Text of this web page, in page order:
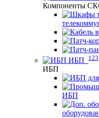
Компоненты
ИБП
123
ИБП
ИБП